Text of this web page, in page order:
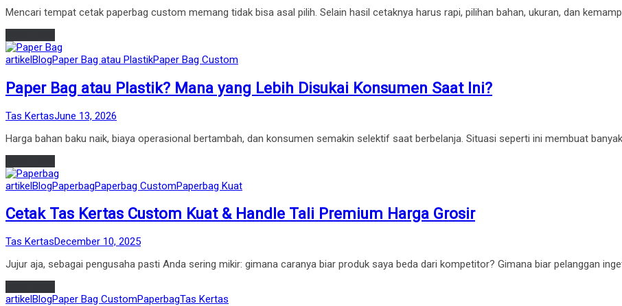
Mencari tempat cetak paperbag custom memang tidak bisa asal pilih. Selain hasil cetaknya harus rapi, pilihan bahan, ukuran, dan
Posted
artikelBlogPaper Bag atau PlastikPaper Bag Custom
Paper Bag atau Plastik? Mana yang Lebih Disukai Konsumen Saat Ini?
by
Tas KertasPosted
June 13, 2026
Harga bahan baku naik, biaya operasional bertambah, dan konsumen semakin selektif saat berbelanja. Situasi seperti ini membuat banyak
Posted
artikelBlogPaperbagPaperbag CustomPaperbag Kuat
Cetak Tas Kertas Custom Kuat & Handle Tali Premium Harga Grosir
by
Tas KertasPosted
December 10, 2025
Jujur aja, sebagai pengusaha pasti Anda sering mikir: gimana caranya biar produk saya beda dari kompetitor? Gimana biar pelanggan
Posted
artikelBlogPaper Bag CustomPaperbagTas Kertas